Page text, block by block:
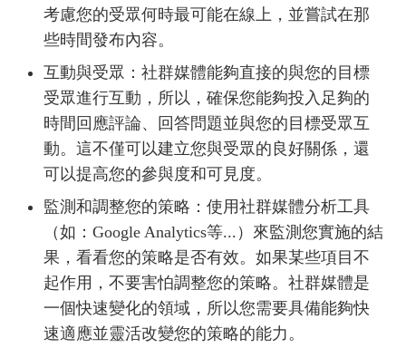
考慮您的受眾何時最可能在線上，並嘗試在那
些時間發布內容。
互動與受眾：社群媒體能夠直接的與您的目標
受眾進行互動，所以，確保您能夠投入足夠的
時間回應評論、回答問題並與您的目標受眾互
動。這不僅可以建立您與受眾的良好關係，還
可以提高您的參與度和可見度。
監測和調整您的策略：使用社群媒體分析工具
（如：Google Analytics等...）來監測您實施的結
果，看看您的策略是否有效。如果某些項目不
起作用，不要害怕調整您的策略。社群媒體是
一個快速變化的領域，所以您需要具備能夠快
速適應並靈活改變您的策略的能力。